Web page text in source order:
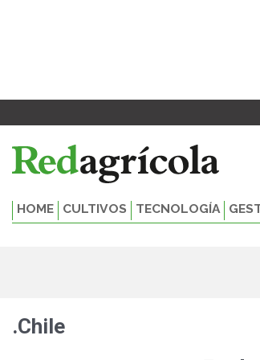
HOME CULTIVOS TECNOLOGÍA
.Chile